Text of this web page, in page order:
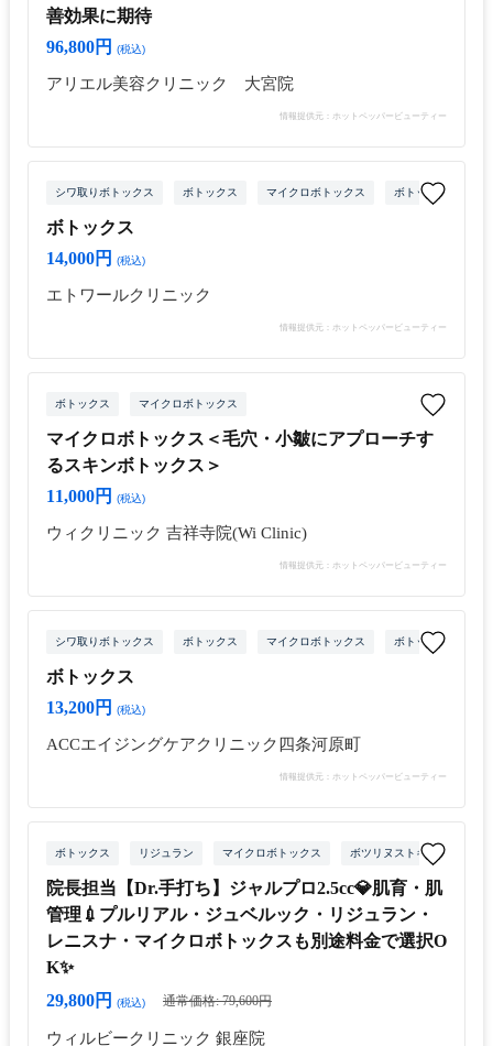
善効果に期待
96,800円
(税込)
アリエル美容クリニック 大宮院
情報提供元：ホットペッパービューティー
シワ取りボトックス ボトックス マイクロボトックス ボトックス注射（
ボトックス
14,000円
(税込)
エトワールクリニック
情報提供元：ホットペッパービューティー
ボトックス マイクロボトックス
マイクロボトックス＜毛穴・小皺にアプローチす
るスキンボトックス＞
11,000円
(税込)
ウィクリニック 吉祥寺院(Wi Clinic)
情報提供元：ホットペッパービューティー
シワ取りボトックス ボトックス マイクロボトックス ボトックス注射（
ボトックス
13,200円
(税込)
ACCエイジングケアクリニック四条河原町
情報提供元：ホットペッパービューティー
ボトックス リジュラン マイクロボトックス ボツリヌストキシン
院長担当【Dr.手打ち】ジャルプロ2.5cc💎肌育・肌
管理💉プルリアル・ジュベルック・リジュラン・
レニスナ・マイクロボトックスも別途料金で選択O
K✨
29,800円
(税込) 通常価格: 79,600円
ウィルビークリニック 銀座院